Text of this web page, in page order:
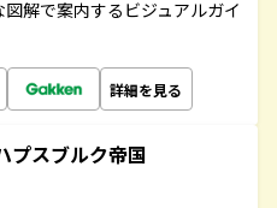
解で案内するビジュアルガイ
詳細を見る
スブルク帝国